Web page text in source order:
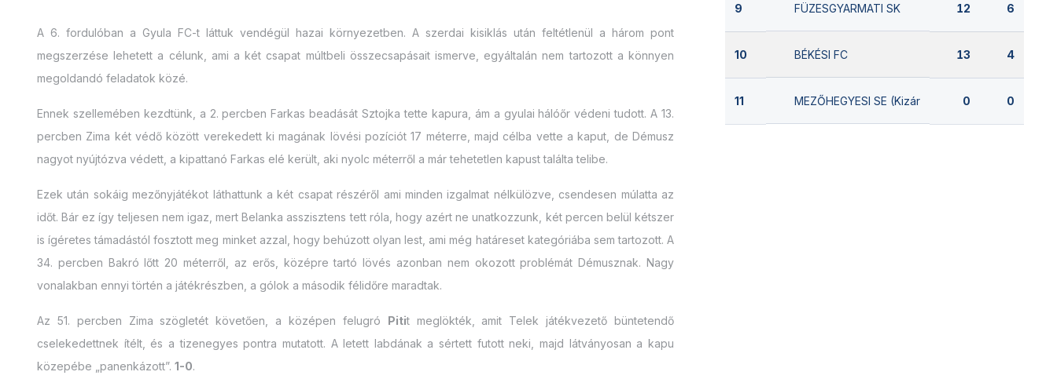
A 6. fordulóban a Gyula FC-t láttuk vendégül hazai környezetben. A szerdai kisiklás után feltétlenül a három pont
megszerzése lehetett a célunk, ami a két csapat múltbeli összecsapásait ismerve, egyáltalán nem tartozott a könnyen
megoldandó feladatok közé.
Ennek szellemében kezdtünk, a 2. percben Farkas beadását Sztojka tette kapura, ám a gyulai hálóőr védeni tudott. A 13.
percben Zima két védő között verekedett ki magának lövési pozíciót 17 méterre, majd célba vette a kaput, de Démusz
nagyot nyújtózva védett, a kipattanó Farkas elé került, aki nyolc méterről a már tehetetlen kapust találta telibe.
Ezek után sokáig mezőnyjátékot láthattunk a két csapat részéről ami minden izgalmat nélkülözve, csendesen múlatta az
időt. Bár ez így teljesen nem igaz, mert Belanka asszisztens tett róla, hogy azért ne unatkozzunk, két percen belül kétszer
is ígéretes támadástól fosztott meg minket azzal, hogy behúzott olyan lest, ami még határeset kategóriába sem tartozott. A
34. percben Bakró lőtt 20 méterről, az erős, középre tartó lövés azonban nem okozott problémát Démusznak. Nagy
vonalakban ennyi történ a játékrészben, a gólok a második félidőre maradtak.
Az 51. percben Zima szögletét követően, a középen felugró Pitit meglökték, amit Telek játékvezető büntetendő
cselekedettnek ítélt, és a tizenegyes pontra mutatott. A letett labdának a sértett futott neki, majd látványosan a kapu
közepébe „panenkázott”. 1-0.
9 FÜZESGYARMATI SK 12 6
10 BÉKÉSI FC 13 4
11 MEZŐHEGYESI SE (Kizárva) 0 0